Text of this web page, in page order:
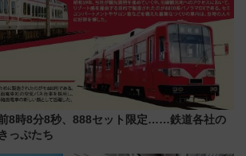
8時8分8秒、888セット限定……鉄道各社の
っぷたち